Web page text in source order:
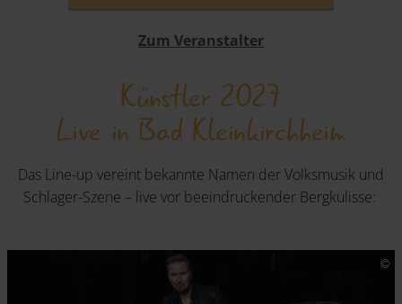
Zum Veranstalter
Künstler 2027
Live in Bad Kleinkirchheim
Das Line-up vereint bekannte Namen der Volksmusik und
Schlager-Szene – live vor beeindruckender Bergkulisse: